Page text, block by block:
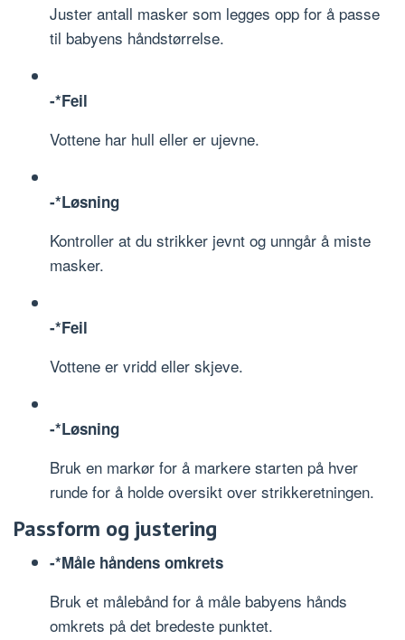
Juster antall masker som legges opp for å passe
til babyens håndstørrelse.
-*Feil
Vottene har hull eller er ujevne.
-*Løsning
Kontroller at du strikker jevnt og unngår å miste
masker.
-*Feil
Vottene er vridd eller skjeve.
-*Løsning
Bruk en markør for å markere starten på hver
runde for å holde oversikt over strikkeretningen.
Passform og justering
-*Måle håndens omkrets
Bruk et målebånd for å måle babyens hånds
omkrets på det bredeste punktet.